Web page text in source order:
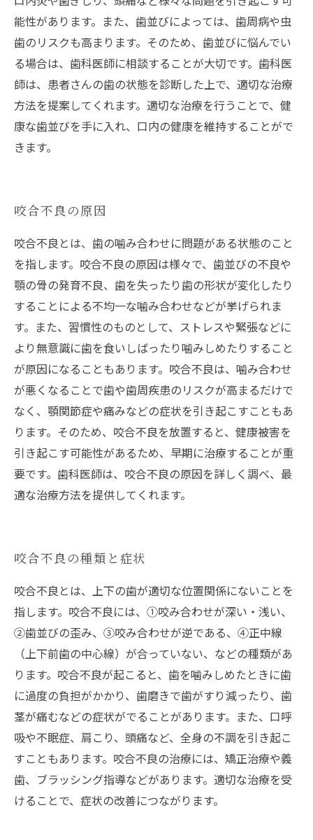
能性があります。また、歯並びによっては、歯周病や虫
歯のリスクも高まります。そのため、歯並びに悩んでい
る場合は、歯科医師に相談することが大切です。歯科医
師は、患者さんの歯の状態を診断した上で、適切な治療
方法を提案してくれます。適切な治療を行うことで、健
康な歯並びを手に入れ、口内の健康を維持することがで
きます。
咬合不良の原因
咬合不良とは、歯の噛み合わせに問題がある状態のこと
を指します。咬合不良の原因は様々で、歯並びの不良や
顎の骨の発育不良、歯を失ったり歯の形状が変化したり
することによる不均一な噛み合わせなどが挙げられま
す。また、習慣性のものとして、ストレスや緊張などに
より無意識に歯を食いしばったり噛みしめたりすること
が原因になることもあります。咬合不良は、噛み合わせ
が悪くなることで歯や歯周疾患のリスクが高まるだけで
なく、顎関節症や痛みなどの症状を引き起こすこともあ
ります。そのため、咬合不良を放置すると、健康被害を
引き起こす可能性があるため、早期に治療することが重
要です。歯科医師は、咬合不良の原因を詳しく調べ、最
適な治療方法を提供してくれます。
咬合不良の種類と症状
咬合不良とは、上下の歯が適切な位置関係にないことを
指します。咬合不良には、①咬み合わせが深い・浅い、
②歯並びの歪み、③咬み合わせが逆である、④正中線
（上下前歯の中心線）が合っていない、などの種類があ
ります。咬合不良が起こると、歯を噛みしめたときに歯
に過度の負担がかかり、歯磨きで歯がすり減ったり、歯
茎が痛むなどの症状がでることがあります。また、口呼
吸や不眠症、肩こり、頭痛など、全身の不調を引き起こ
すこともあります。咬合不良の治療には、矯正治療や義
歯、ブラッシング指導などがあります。適切な治療を受
けることで、症状の改善につながります。